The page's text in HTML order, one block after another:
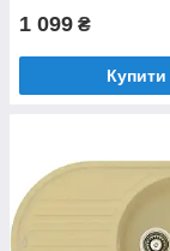
1 099 ₴
Купити